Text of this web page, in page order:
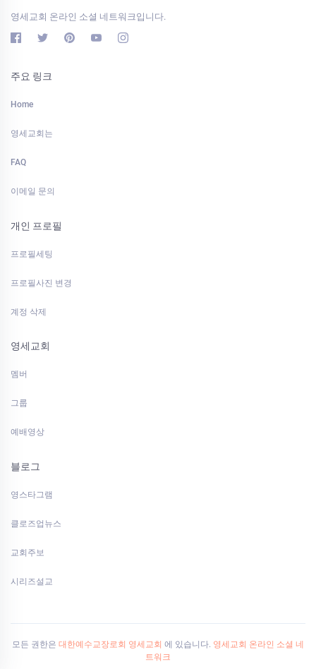
영세교회 온라인 소셜 네트워크입니다.
주요 링크
Home
영세교회는
FAQ
이메일 문의
개인 프로필
프로필세팅
프로필사진 변경
계정 삭제
영세교회
멤버
그룹
예배영상
블로그
영스타그램
클로즈업뉴스
교회주보
시리즈설교
모든 권한은 대한예수교장로회 영세교회 에 있습니다. 영세교회 온라인 소셜 네
트워크